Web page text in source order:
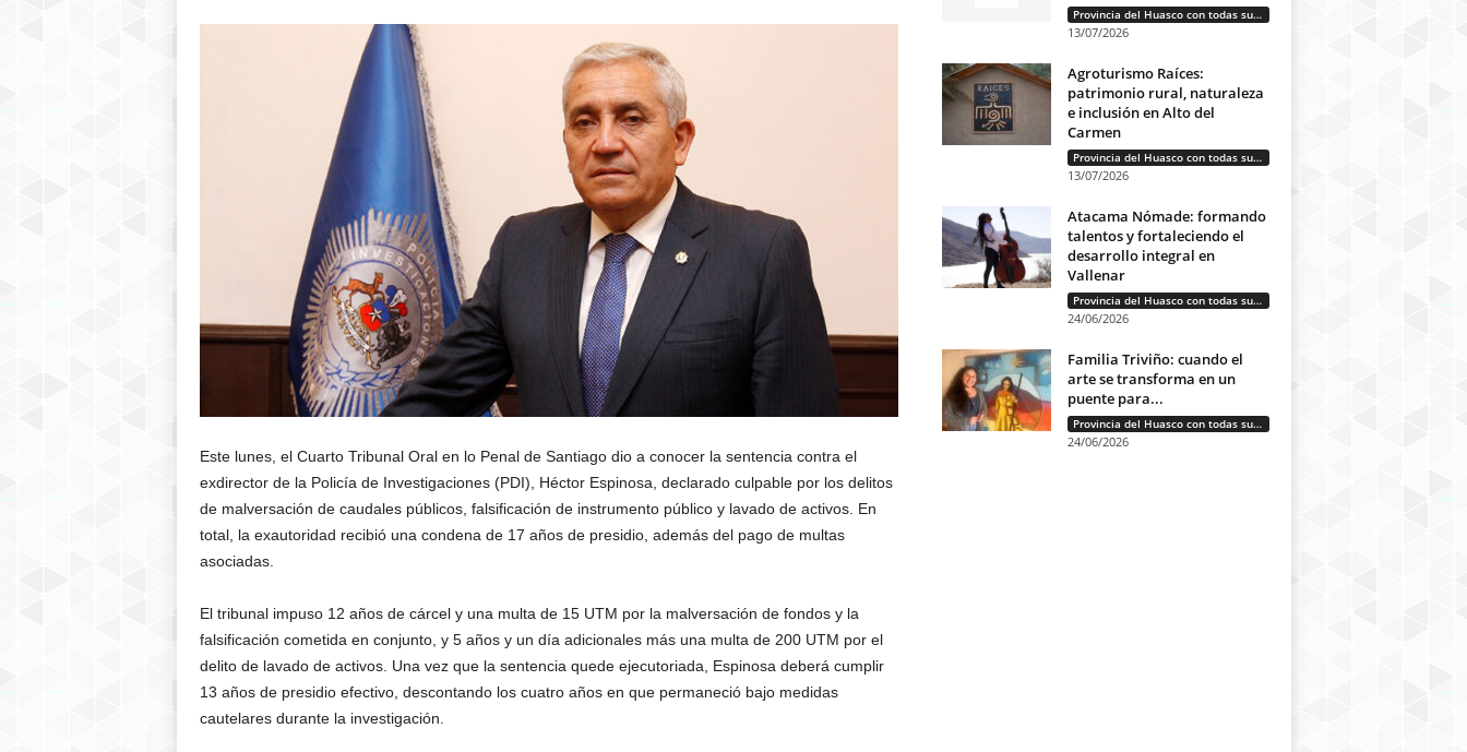
Este lunes, el Cuarto Tribunal Oral en lo Penal de Santiago dio a conocer la sentencia contra el
exdirector de la Policía de Investigaciones (PDI), Héctor Espinosa, declarado culpable por los delitos
de malversación de caudales públicos, falsificación de instrumento público y lavado de activos. En
total, la exautoridad recibió una condena de 17 años de presidio, además del pago de multas
asociadas.
El tribunal impuso 12 años de cárcel y una multa de 15 UTM por la malversación de fondos y la
falsificación cometida en conjunto, y 5 años y un día adicionales más una multa de 200 UTM por el
delito de lavado de activos. Una vez que la sentencia quede ejecutoriada, Espinosa deberá cumplir
13 años de presidio efectivo, descontando los cuatro años en que permaneció bajo medidas
cautelares durante la investigación.
Provincia del Huasco con todas sus letras: Historias que unen cultura, diversidad e identidad
13/07/2026
Agroturismo Raíces:
patrimonio rural, naturaleza
e inclusión en Alto del
Carmen
Provincia del Huasco con todas sus letras: Historias que unen cultura, diversidad e identidad
13/07/2026
Atacama Nómade: formando
talentos y fortaleciendo el
desarrollo integral en
Vallenar
Provincia del Huasco con todas sus letras: Historias que unen cultura, diversidad e identidad
24/06/2026
Familia Triviño: cuando el
arte se transforma en un
puente para...
Provincia del Huasco con todas sus letras: Historias que unen cultura, diversidad e identidad
24/06/2026